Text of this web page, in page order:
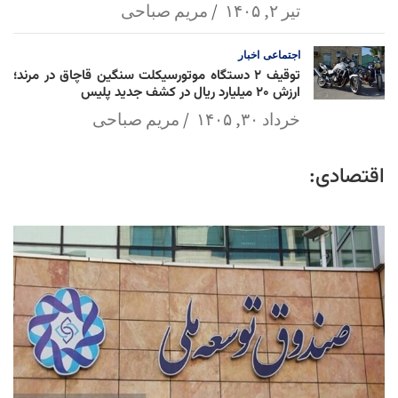
تیر ۲, ۱۴۰۵ مریم صباحی
اجتماعی اخبار
توقیف ۲ دستگاه موتورسیکلت سنگین قاچاق در مرند؛
ارزش ۲۰ میلیارد ریال در کشف جدید پلیس
خرداد ۳۰, ۱۴۰۵ مریم صباحی
اقتصادی: